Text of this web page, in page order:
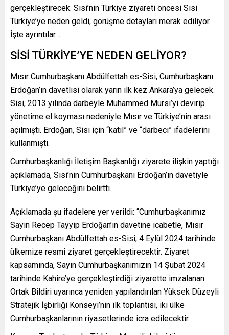
gerçekleştirecek. Sisi’nin Türkiye ziyareti öncesi Sisi
Türkiye’ye neden geldi, görüşme detayları merak ediliyor.
İşte ayrıntılar…
SİSİ TÜRKİYE’YE NEDEN GELİYOR?
Mısır Cumhurbaşkanı Abdülfettah es-Sisi, Cumhurbaşkanı
Erdoğan’ın davetlisi olarak yarın ilk kez Ankara’ya gelecek.
Sisi, 2013 yılında darbeyle Muhammed Mursi’yi devirip
yönetime el koyması nedeniyle Mısır ve Türkiye’nin arası
açılmıştı. Erdoğan, Sisi için “katil” ve “darbeci” ifadelerini
kullanmıştı.
Cumhurbaşkanlığı İletişim Başkanlığı ziyarete ilişkin yaptığı
açıklamada, Sisi’nin Cumhurbaşkanı Erdoğan’ın davetiyle
Türkiye’ye geleceğini belirtti.
Açıklamada şu ifadelere yer verildi: “Cumhurbaşkanımız
Sayın Recep Tayyip Erdoğan’ın davetine icabetle, Mısır
Cumhurbaşkanı Abdülfettah es-Sisi, 4 Eylül 2024 tarihinde
ülkemize resmî ziyaret gerçekleştirecektir. Ziyaret
kapsamında, Sayın Cumhurbaşkanımızın 14 Şubat 2024
tarihinde Kahire’ye gerçekleştirdiği ziyarette imzalanan
Ortak Bildiri uyarınca yeniden yapılandırılan Yüksek Düzeyli
Stratejik İşbirliği Konseyi’nin ilk toplantısı, iki ülke
Cumhurbaşkanlarının riyasetlerinde icra edilecektir.